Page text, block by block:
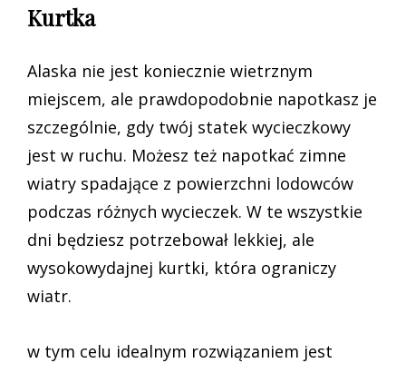
Kurtka
Alaska nie jest koniecznie wietrznym
miejscem, ale prawdopodobnie napotkasz je
szczególnie, gdy twój statek wycieczkowy
jest w ruchu. Możesz też napotkać zimne
wiatry spadające z powierzchni lodowców
podczas różnych wycieczek. W te wszystkie
dni będziesz potrzebował lekkiej, ale
wysokowydajnej kurtki, która ograniczy
wiatr.
w tym celu idealnym rozwiązaniem jest